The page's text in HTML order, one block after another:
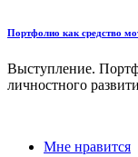
Портфолио как средство
Выступление.
личностного
Мне нравится